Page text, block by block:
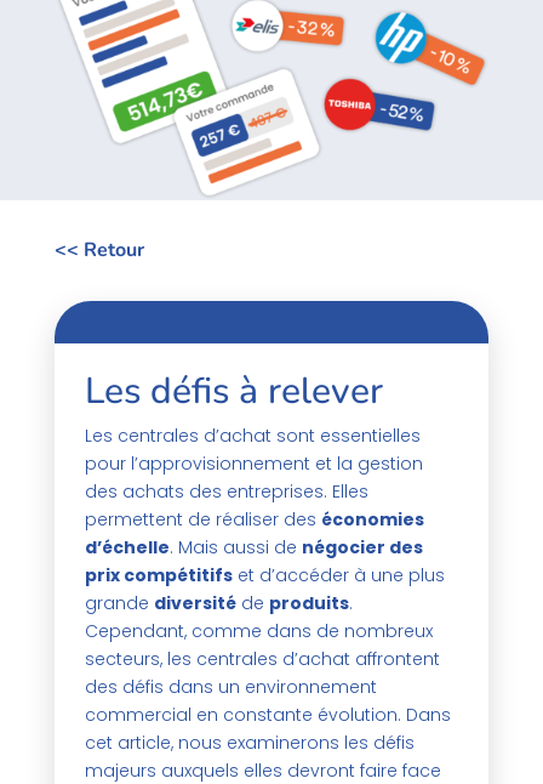
<< Retour
Les défis à relever
Les centrales d’achat sont essentielles
pour l’approvisionnement et la gestion
des achats des entreprises. Elles
permettent de réaliser des économies
d’échelle. Mais aussi de négocier des
prix compétitifset d’accéder à une plus
grande diversitéde produits.
Cependant, comme dans de nombreux
secteurs, les centrales d’achat affrontent
des défis dans un environnement
commercial en constante évolution. Dans
cet article, nous examinerons les défis
majeurs auxquels elles devront faire face